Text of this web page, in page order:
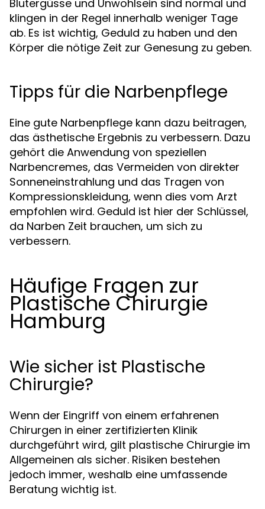
Blutergüsse und Unwohlsein sind normal und
klingen in der Regel innerhalb weniger Tage
ab. Es ist wichtig, Geduld zu haben und den
Körper die nötige Zeit zur Genesung zu geben.
Tipps für die Narbenpflege
Eine gute Narbenpflege kann dazu beitragen,
das ästhetische Ergebnis zu verbessern. Dazu
gehört die Anwendung von speziellen
Narbencremes, das Vermeiden von direkter
Sonneneinstrahlung und das Tragen von
Kompressionskleidung, wenn dies vom Arzt
empfohlen wird. Geduld ist hier der Schlüssel,
da Narben Zeit brauchen, um sich zu
verbessern.
Häufige Fragen zur
Plastische Chirurgie
Hamburg
Wie sicher ist Plastische
Chirurgie?
Wenn der Eingriff von einem erfahrenen
Chirurgen in einer zertifizierten Klinik
durchgeführt wird, gilt plastische Chirurgie im
Allgemeinen als sicher. Risiken bestehen
jedoch immer, weshalb eine umfassende
Beratung wichtig ist.